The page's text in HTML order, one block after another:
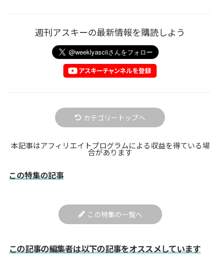
週刊アスキーの最新情報を購読しよう
カテゴリートップへ
本記事はアフィリエイトプログラムによる収益を得ている場
合があります
この特集の記事
この特集の一覧へ
この記事の編集者は以下の記事をオススメしています